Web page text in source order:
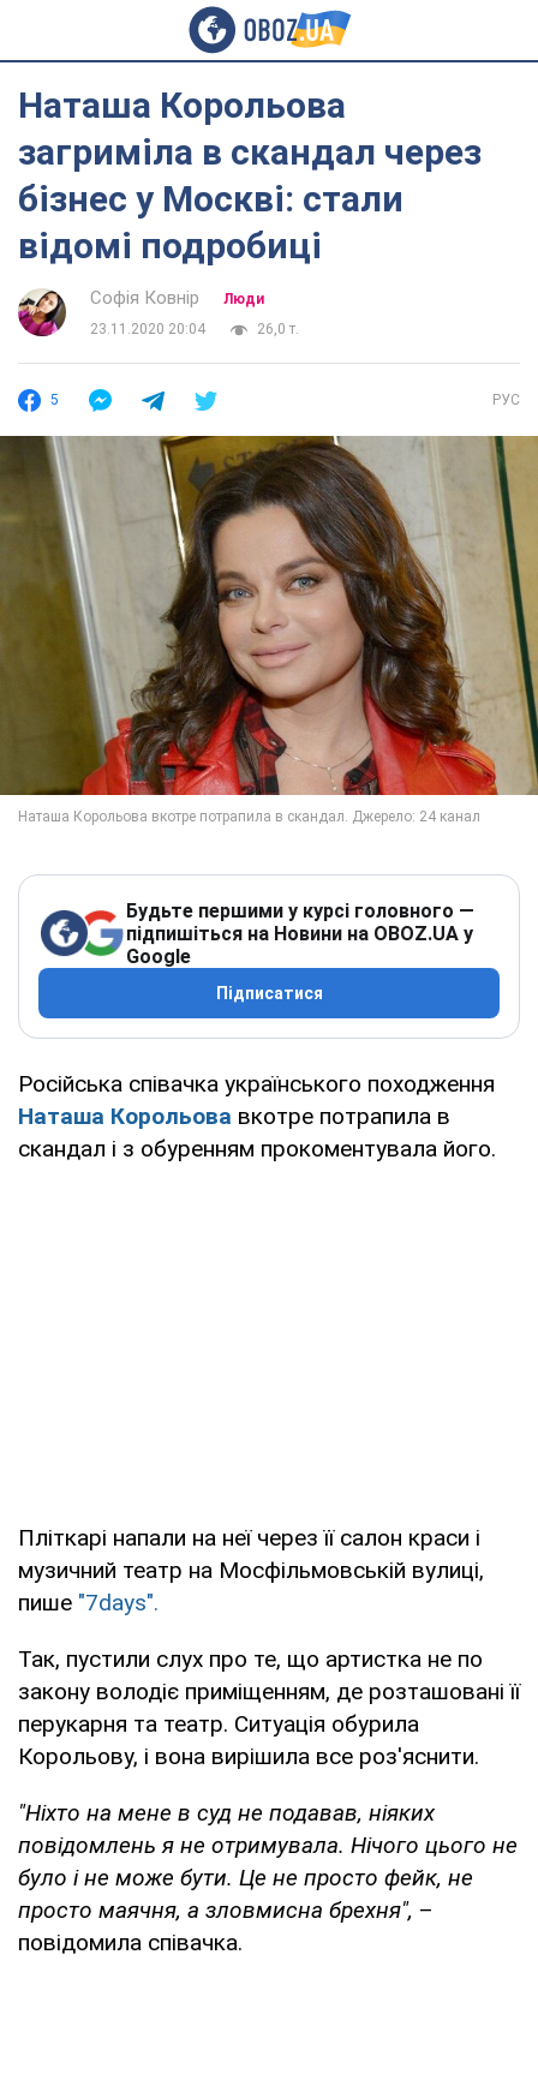
Наташа Корольова
загриміла в скандал через
бізнес у Москві: стали
відомі подробиці
Софія Ковнір
Люди
23.11.2020 20:04
26,0 т.
5 РУС
Будьте першими у курсі головного —
підпишіться на Новини на OBOZ.UA у
Google
Підписатися
Російська співачка українського походження
Наташа Корольова вкотре потрапила в
скандал і з обуренням прокоментувала його.
Пліткарі напали на неї через її салон краси і
музичний театр на Мосфільмовській вулиці,
пише "7days".
Так, пустили слух про те, що артистка не по
закону володіє приміщенням, де розташовані її
перукарня та театр. Ситуація обурила
Корольову, і вона вирішила все роз'яснити.
"Ніхто на мене в суд не подавав, ніяких
повідомлень я не отримувала. Нічого цього не
було і не може бути. Це не просто фейк, не
просто маячня, а зловмисна брехня", –
повідомила співачка.